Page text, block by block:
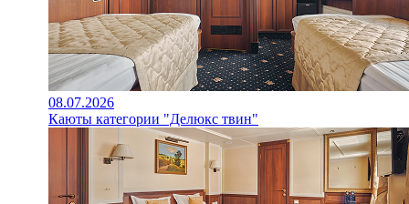
08.07.2026
Каюты категории "Делюкс твин"